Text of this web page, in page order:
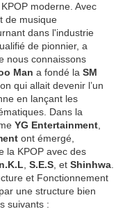
moderne. Avec
de musique
dans l'industrie
de pionnier, a
nous connaissons
Man a fondé la SM
qui allait devenir l’un
en lançant les
Dans la
YG Entertainment
ont émergé,
la KPOP avec des
S.E.S , et Shinhwa
et Fonctionnement
une structure bien
suivants :